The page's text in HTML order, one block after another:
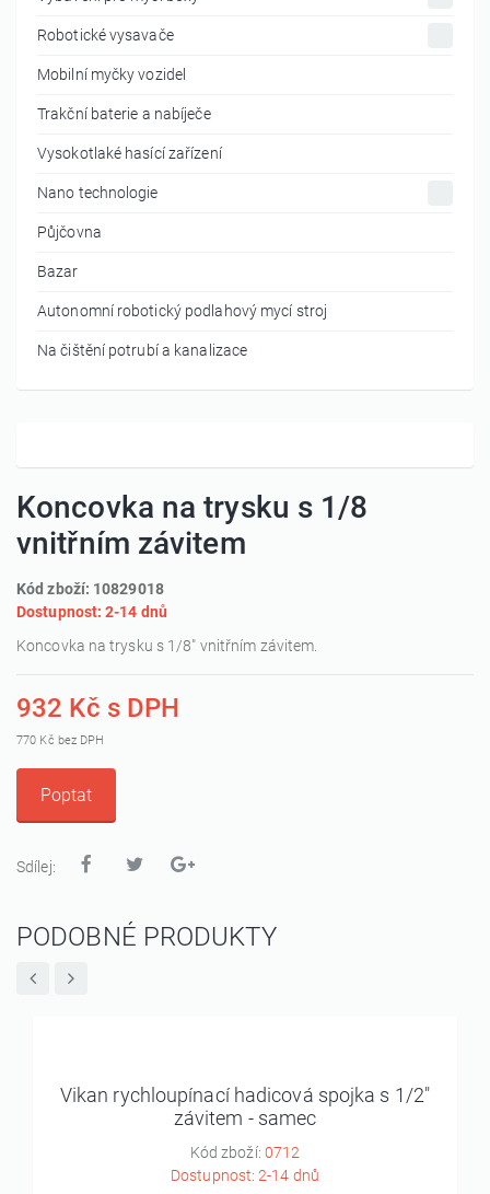
Robotické vysavače
Mobilní myčky vozidel
Trakční baterie a nabíječe
Vysokotlaké hasící zařízení
Nano technologie
Půjčovna
Bazar
Autonomní robotický podlahový mycí stroj
Na čištění potrubí a kanalizace
Koncovka na trysku s 1/8
vnitřním závitem
Kód zboží: 10829018
Dostupnost: 2-14 dnů
Koncovka na trysku s 1/8" vnitřním závitem.
932 Kč s DPH
770 Kč bez DPH
Poptat
Sdílej:
PODOBNÉ PRODUKTY
Vikan rychloupínací hadicová spojka s 1/2"
závitem - samec
Kód zboží: 0712
Dostupnost: 2-14 dnů